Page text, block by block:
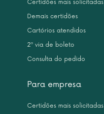
Certidões mais solicitadas
Demais certidões
Cartórios atendidos
2ª via de boleto
Consulta do pedido
Para empresa
Certidões mais solicitadas